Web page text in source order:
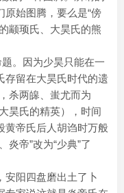
始图腾，要么是“傍
颛顼氏、大昊氏的熊
。因为少昊只能在一
存留在大昊氏时代的遗
杀两皞、蚩尤而为
昊氏的精英），时间
帝氏后人胡诌时万般
炎帝”改为“少典”了
安阳四盘磨出土了卜